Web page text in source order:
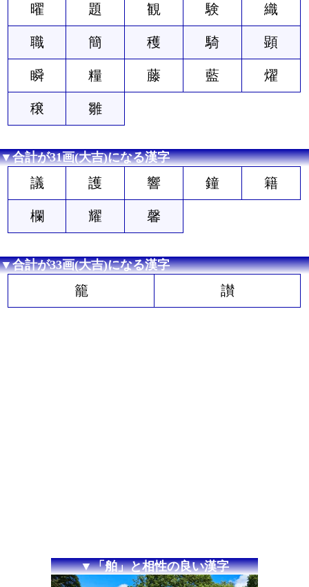
曜 題 観 験 織
職 簡 穫 騎 顕
瞬 糧 藤 藍 燿
穣 雛
▼合計が31画(大吉)になる漢字
議 護 響 鐘 籍
欄 耀 馨
▼合計が33画(大吉)になる漢字
籠 讃
▼「舶」と相性の良い漢字